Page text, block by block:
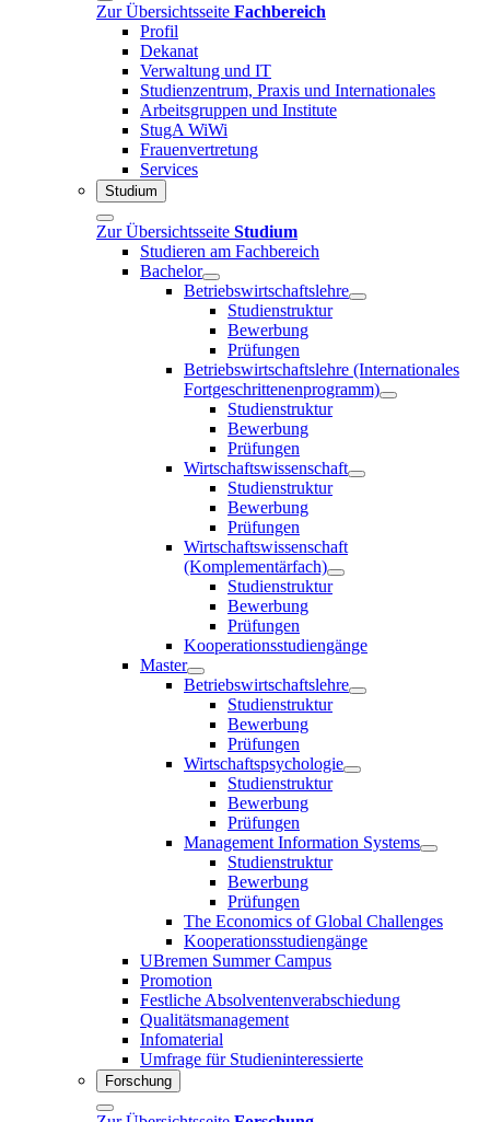
Zur Übersichtsseite Fachbereich
Profil
Dekanat
Verwaltung und IT
Studienzentrum, Praxis und Internationales
Arbeitsgruppen und Institute
StugA WiWi
Frauenvertretung
Services
Studium
Zur Übersichtsseite Studium
Studieren am Fachbereich
Bachelor
Betriebswirtschaftslehre
Studienstruktur
Bewerbung
Prüfungen
Betriebswirtschaftslehre (Internationales
Fortgeschrittenenprogramm)
Studienstruktur
Bewerbung
Prüfungen
Wirtschaftswissenschaft
Studienstruktur
Bewerbung
Prüfungen
Wirtschaftswissenschaft
(Komplementärfach)
Studienstruktur
Bewerbung
Prüfungen
Kooperationsstudiengänge
Master
Betriebswirtschaftslehre
Studienstruktur
Bewerbung
Prüfungen
Wirtschaftspsychologie
Studienstruktur
Bewerbung
Prüfungen
Management Information Systems
Studienstruktur
Bewerbung
Prüfungen
The Economics of Global Challenges
Kooperationsstudiengänge
UBremen Summer Campus
Promotion
Festliche Absolventenverabschiedung
Qualitätsmanagement
Infomaterial
Umfrage für Studieninteressierte
Forschung